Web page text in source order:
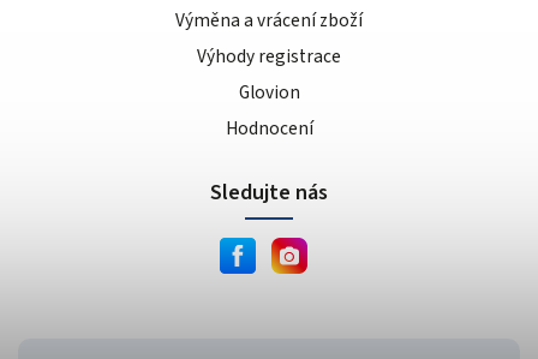
Výměna a vrácení zboží
Výhody registrace
Glovion
Hodnocení
Sledujte nás